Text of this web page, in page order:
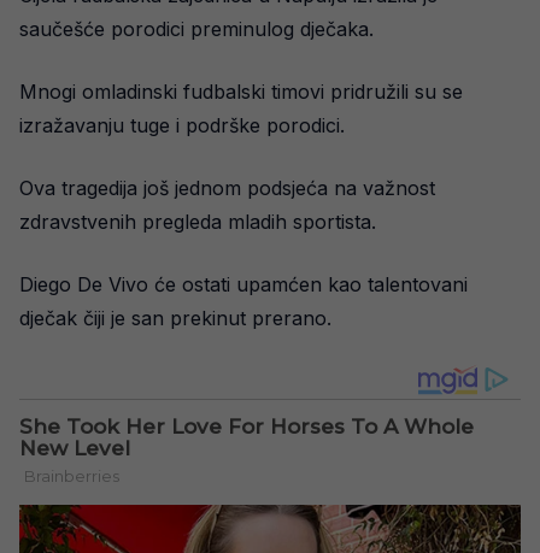
saučešće porodici preminulog dječaka.
Mnogi omladinski fudbalski timovi pridružili su se
izražavanju tuge i podrške porodici.
Ova tragedija još jednom podsjeća na važnost
zdravstvenih pregleda mladih sportista.
Diego De Vivo će ostati upamćen kao talentovani
dječak čiji je san prekinut prerano.